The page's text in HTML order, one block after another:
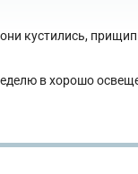
кустились,
в хорошо